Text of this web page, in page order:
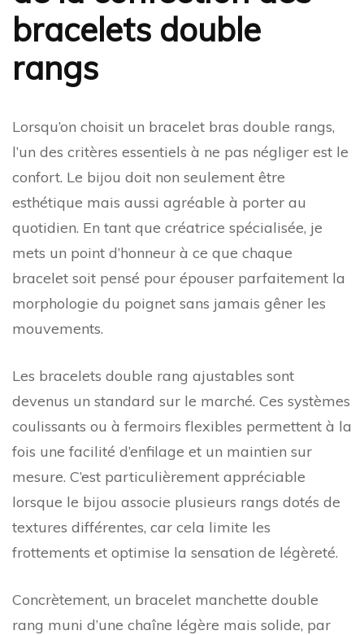
bracelets double
rangs
Lorsqu’on choisit un bracelet bras double rangs,
l’un des critères essentiels à ne pas négliger est le
confort. Le bijou doit non seulement être
esthétique mais aussi agréable à porter au
quotidien. En tant que créatrice spécialisée, je
mets un point d’honneur à ce que chaque
bracelet soit pensé pour épouser parfaitement la
morphologie du poignet sans jamais gêner les
mouvements.
Les bracelets double rang ajustables sont
devenus un standard sur le marché. Ces systèmes
coulissants ou à fermoirs flexibles permettent à la
fois une facilité d’enfilage et un maintien sur
mesure. C’est particulièrement appréciable
lorsque le bijou associe plusieurs rangs dotés de
textures différentes, car cela limite les
frottements et optimise la sensation de légèreté.
Concrètement, un bracelet manchette double
rang muni d’une chaîne légère mais solide, par